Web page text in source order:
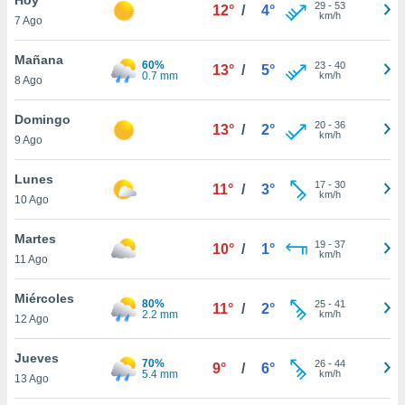
y
en
más
de
7 Ago
12° / 4° 29- 53
km/h
Mañana
8 Ago
60%
0.7 mm
13° / 5° 23- 40
km/h
Domingo
9 Ago
13° / 2° 20- 36
km/h
Lunes
10 Ago
11° / 3° 17- 30
km/h
Martes
11 Ago
10° / 1° 19- 37
km/h
Miércoles
12 Ago
80%
2.2 mm
11° / 2° 25- 41
km/h
Jueves
13 Ago
70%
5.4 mm
9° / 6° 26- 44
km/h